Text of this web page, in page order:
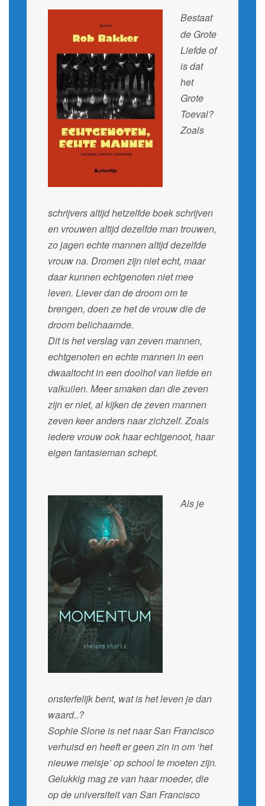
Bestaat
de Grote
Liefde of
is dat
het
Grote
Toeval?
Zoals
schrijvers altijd hetzelfde boek schrijven
en vrouwen altijd dezelfde man trouwen,
zo jagen echte mannen altijd dezelfde
vrouw na. Dromen zijn niet echt, maar
daar kunnen echtgenoten niet mee
leven. Liever dan de droom om te
brengen, doen ze het de vrouw die de
droom belichaamde.
Dit is het verslag van zeven mannen,
echtgenoten en echte mannen in een
dwaaltocht in een doolhof van liefde en
valkuilen. Meer smaken dan die zeven
zijn er niet, al kijken de zeven mannen
zeven keer anders naar zichzelf. Zoals
iedere vrouw ook haar echtgenoot, haar
eigen fantasieman schept.
Als je
onsterfelijk bent, wat is het leven je dan
waard..?
Sophie Slone is net naar San Francisco
verhuisd en heeft er geen zin in om ‘het
nieuwe meisje’ op school te moeten zijn.
Gelukkig mag ze van haar moeder, die
op de universiteit van San Francisco